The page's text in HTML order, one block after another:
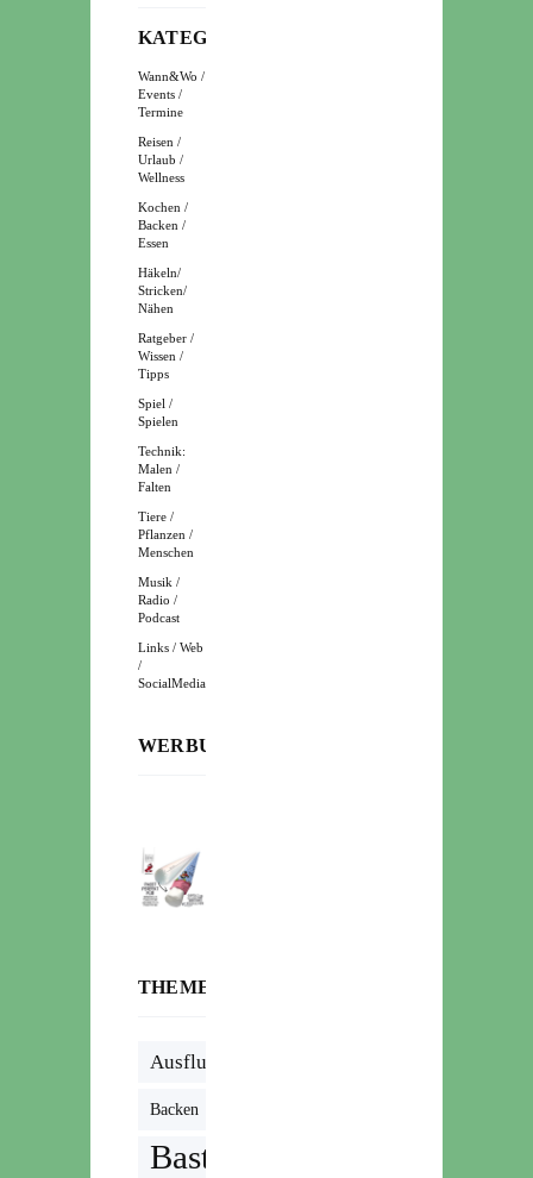
KATEGORIEN
Wann&Wo /
Events /
Termine
Reisen /
Urlaub /
Wellness
Kochen /
Backen /
Essen
Häkeln/
Stricken/
Nähen
Ratgeber /
Wissen /
Tipps
Spiel /
Spielen
Technik:
Malen /
Falten
Tiere /
Pflanzen /
Menschen
Musik /
Radio /
Podcast
Links / Web
/
SocialMedia
WERBUNG:
THEMENWOLKE
Ausflug
Backen
Basteln